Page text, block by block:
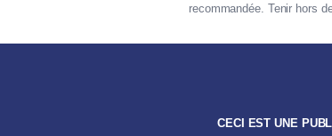
recommandée. Tenir hors
CECI EST UNE